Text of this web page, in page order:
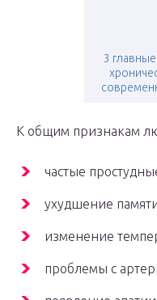
3
К общим признакам
частые
ухудшение
изменение
проблемы с